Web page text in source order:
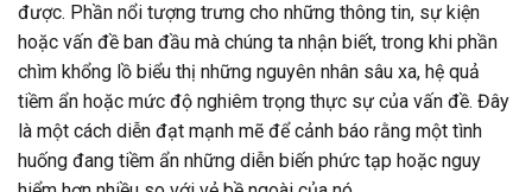
được. Phần nổi tượng trưng cho những thông tin, sự kiện
hoặc vấn đề ban đầu mà chúng ta nhận biết, trong khi phần
chìm khổng lồ biểu thị những nguyên nhân sâu xa, hệ quả
tiềm ẩn hoặc mức độ nghiêm trọng thực sự của vấn đề. Đây
là một cách diễn đạt mạnh mẽ để cảnh báo rằng một tình
huống đang tiềm ẩn những diễn biến phức tạp hoặc nguy